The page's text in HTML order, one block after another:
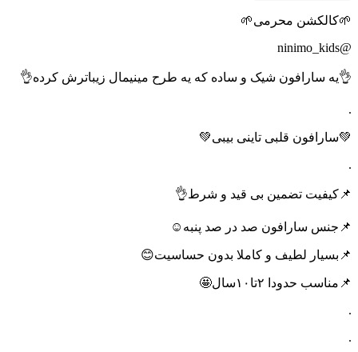
🌱کالکشن محرمی🌱
@ninimo_kids
👌یه سارافون شیک و ساده که یه طرح مینیمال زیباترش کرده👌
.
💚سارافون قلبی تاینی بیبی💚
.
📌کیفیت تضمین بی قید و شرط👌
📌جنس سارافون صد در صد پنبه☺️
📌بسیار لطیف و کاملا بدون حساسیت😊
📌مناسب حدودا ۲تا۱۰سال🤩
.
.